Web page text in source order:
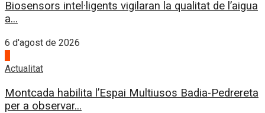
Biosensors intel·ligents vigilaran la qualitat de l’aigua
a...
6 d'agost de 2026
Actualitat
Montcada habilita l’Espai Multiusos Badia-Pedrereta
per a observar...